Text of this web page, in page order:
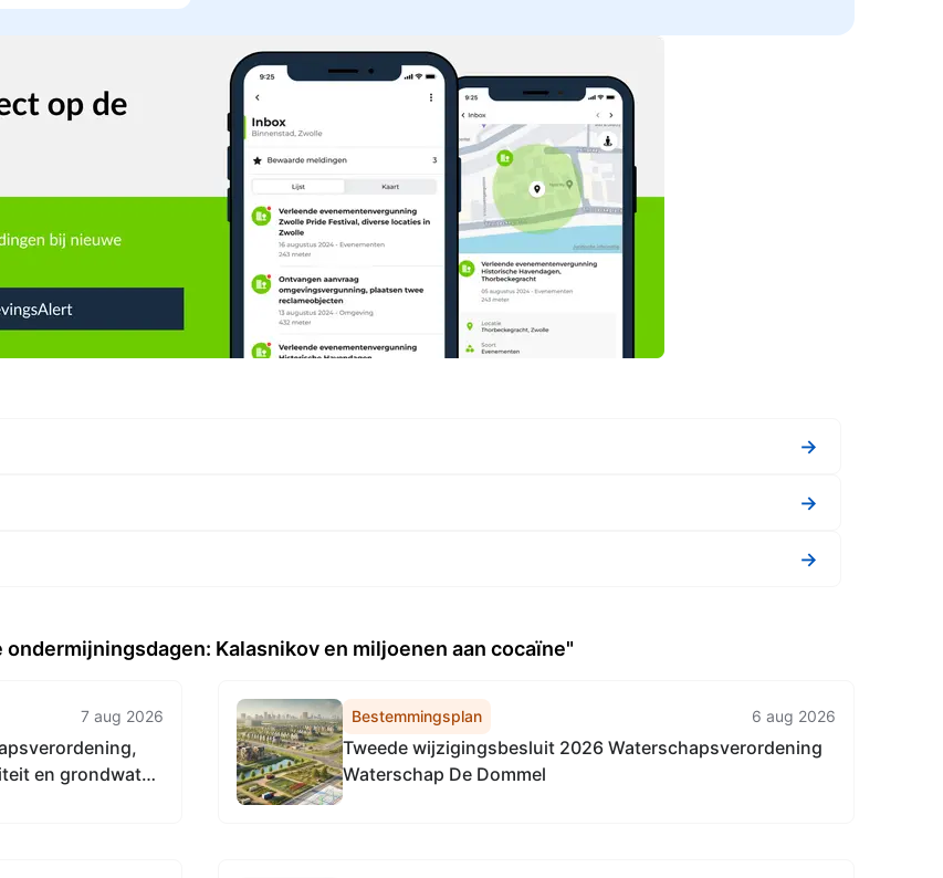
→
→
→
Kalasnikov en miljoenen aan cocaïne"
7 aug 2026
en grondwater
Bestemmingsplan 6 aug 2026
Tweede wijzigingsbesluit 2026 Waterschapsverordening
Waterschap De Dommel